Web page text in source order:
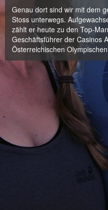
Genau dort sind wir mit dem
Stoss unterwegs.
zählt er heute zu den Top-
Geschäftsführer der Casinos
Österreichischen